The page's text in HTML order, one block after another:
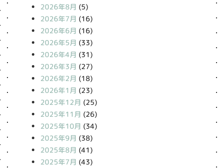
2026年8月 (5)
2026年7月 (16)
2026年6月 (16)
2026年5月 (33)
2026年4月 (31)
2026年3月 (27)
2026年2月 (18)
2026年1月 (23)
2025年12月 (25)
2025年11月 (26)
2025年10月 (34)
2025年9月 (38)
2025年8月 (41)
2025年7月 (43)